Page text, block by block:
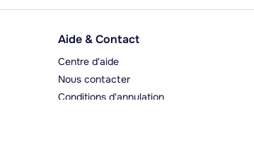
Aide & Contact
Centre d'aide
Nous contacter
Conditions d'annulation